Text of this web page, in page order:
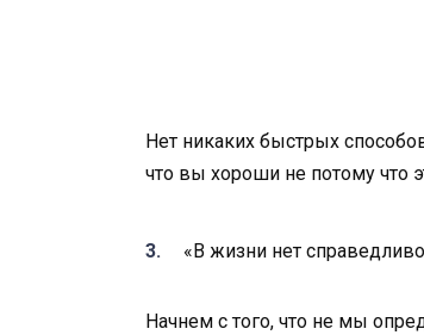
Нет никаких быстрых
что вы хороши не потому что
«В жизни нет
Начнем с того, что не мы